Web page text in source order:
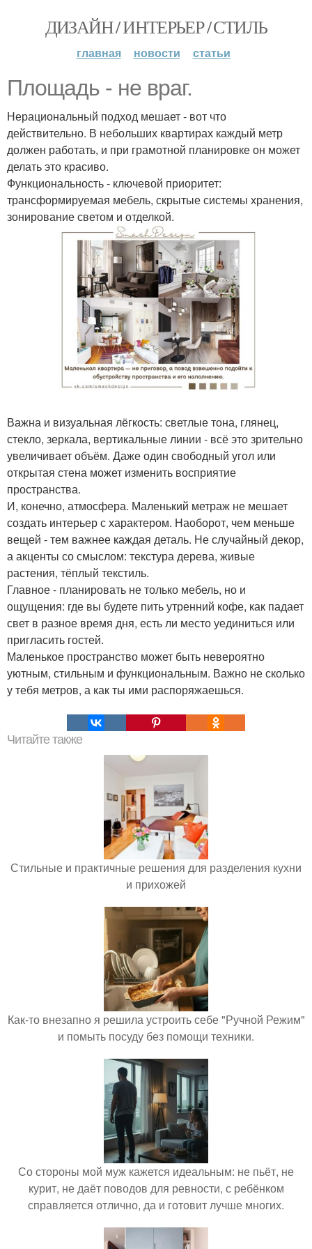
ДИЗАЙН / ИНТЕРЬЕР / СТИЛЬ
главная новости статьи
Площадь - не враг.
Нерациональный подход мешает - вот что
действительно. В небольших квартирах каждый метр
должен работать, и при грамотной планировке он может
делать это красиво.
Функциональность - ключевой приоритет:
трансформируемая мебель, скрытые системы хранения,
зонирование светом и отделкой.
Важна и визуальная лёгкость: светлые тона, глянец,
стекло, зеркала, вертикальные линии - всё это зрительно
увеличивает объём. Даже один свободный угол или
открытая стена может изменить восприятие
пространства.
И, конечно, атмосфера. Маленький метраж не мешает
создать интерьер с характером. Наоборот, чем меньше
вещей - тем важнее каждая деталь. Не случайный декор,
а акценты со смыслом: текстура дерева, живые
растения, тёплый текстиль.
Главное - планировать не только мебель, но и
ощущения: где вы будете пить утренний кофе, как падает
свет в разное время дня, есть ли место уединиться или
пригласить гостей.
Маленькое пространство может быть невероятно
уютным, стильным и функциональным. Важно не сколько
у тебя метров, а как ты ими распоряжаешься.
Читайте также
Стильные и практичные решения для разделения кухни
и прихожей
Как-то внезапно я решила устроить себе "Ручной Режим"
и помыть посуду без помощи техники.
Со стороны мой муж кажется идеальным: не пьёт, не
курит, не даёт поводов для ревности, с ребёнком
справляется отлично, да и готовит лучше многих.